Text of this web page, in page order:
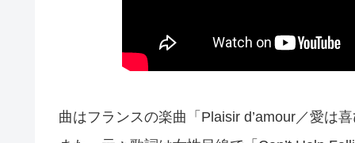
曲はフランスの楽曲「Plaisir d’amour／愛は